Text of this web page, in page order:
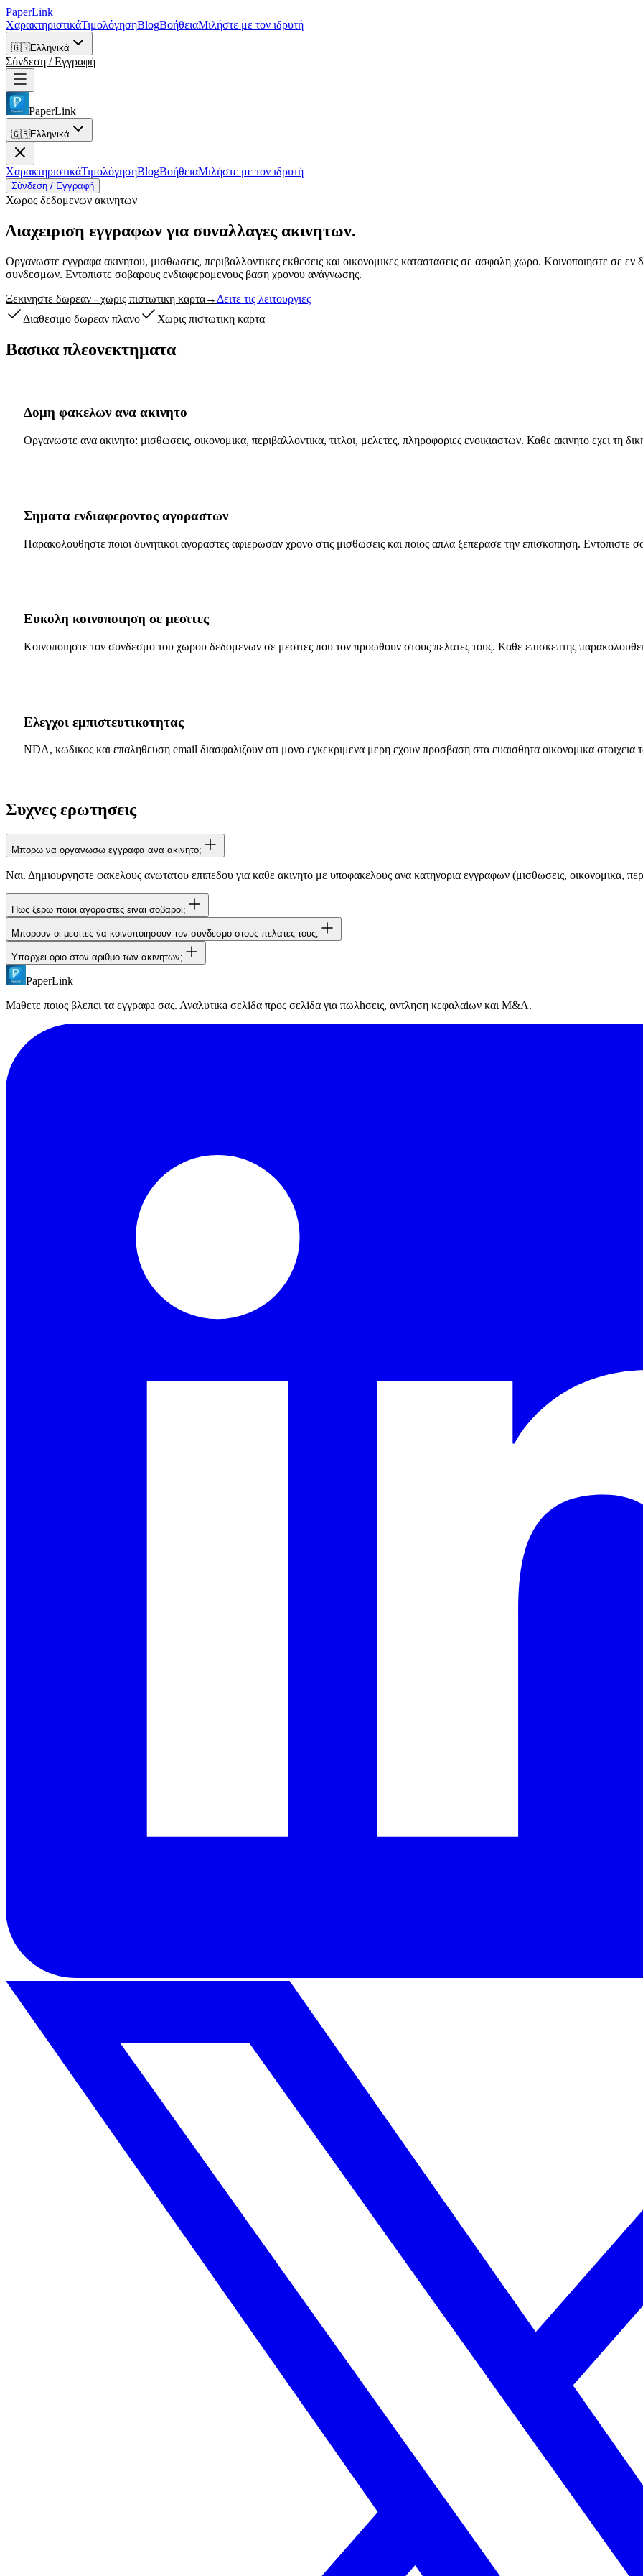
PaperLink
ΧαρακτηριστικάΤιμολόγησηBlogΒοήθειαΜιλήστε με τον ιδρυτή
🇬🇷Ελληνικά
Σύνδεση / Εγγραφή
PaperLink
🇬🇷Ελληνικά
ΧαρακτηριστικάΤιμολόγησηBlogΒοήθειαΜιλήστε με τον ιδρυτή
Σύνδεση / Εγγραφή
Χωρος δεδομενων ακινητων
Διαχειριση εγγραφων για συναλλαγες ακινητων.
Οργανωστε εγγραφα ακινητου, μισθωσεις, περιβαλλοντικες εκθεσεις και οικονομικες καταστασεις σε ασφαλη χωρο. Κοινοποιηστε σε
συνδεσμων. Εντοπιστε σοβαρους ενδιαφερομενους βαση χρονου ανάγνωσης.
Ξεκινηστε δωρεαν - χωρις πιστωτικη καρτα→ Δειτε τις λειτουργιες
Διαθεσιμο δωρεαν πλανο
Χωρις πιστωτικη καρτα
Βασικα πλεονεκτηματα
Δομη φακελων ανα ακινητο
Οργανωστε ανα ακινητο: μισθωσεις, οικονομικα, περιβαλλοντικα, τιτλοι, μελετες, πληροφοριες ενοικιαστων. Καθε ακινητο εχει τη
Σηματα ενδιαφεροντος αγοραστων
Παρακολουθηστε ποιοι δυνητικοι αγοραστες αφιερωσαν χρονο στις μισθωσεις και ποιος απλα ξεπερασε την επισκοπηση. Εντοπιστε
Ευκολη κοινοποιηση σε μεσιτες
Κοινοποιηστε τον συνδεσμο του χωρου δεδομενων σε μεσιτες που τον προωθουν στους πελατες τους. Καθε επισκεπτης
Ελεγχοι εμπιστευτικοτητας
NDA, κωδικος και επαληθευση email διασφαλιζουν οτι μονο εγκεκριμενα μερη εχουν προσβαση στα ευαισθητα οικονομικα στοιχεια
Συχνες ερωτησεις
Μπορω να οργανωσω εγγραφα ανα ακινητο;
Ναι. Δημιουργηστε φακελους ανωτατου επιπεδου για καθε ακινητο με υποφακελους ανα κατηγορια εγγραφων (μισθωσεις, οικονομικα,
Πως ξερω ποιοι αγοραστες ειναι σοβαροι;
Το PaperLink δειχνει ακριβως ποια εγγραφα διαβασε καθε επισκεπτης και ποσο χρονο αφιερωσε. Ενας αγοραστης που εξερχεται 45 λεπτα
παρατρεξε την επισκοπηση σε 30 δευτερολεπτα.
Μπορουν οι μεσιτες να κοινοποιησουν τον συνδεσμο στους πελατες τους;
Ναι. Με ενεργοποιημενη επαληθευση email, κάθε επισκεπτης αναγνωριζεται ανεξαρτητα απο τον τροπο που έλαβε τον συνδεσμο.
Υπαρχει οριο στον αριθμο των ακινητων;
Κανενα οριο στη δομη φακελων. Τα ορια εγγραφων εξαρτωνται απο το πλανο σας. Δειτε τη σελιδα τιμολογησης η επικοινωνηστε μαζι μας
PaperLink
Μaθετε ποιος βλεπει τα εγγραφa σας. Αναλυτικa σελiδα προς σελiδα για πωλhσεις, αντληση κεφαλαiων και M&A.